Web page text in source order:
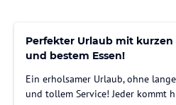
Perfekter Urlaub mit kurzen
und bestem Essen!
Ein erholsamer Urlaub, ohne
und tollem Service! Jeder kommt